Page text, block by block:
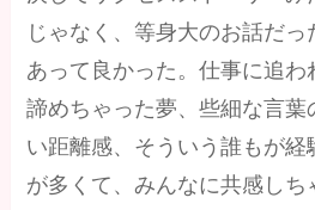
じゃなく、等身大のお話だ
あって良かった。仕事に追
諦めちゃった夢、些細な言葉
い距離感、そういう誰もが
が多くて、みんなに共感し